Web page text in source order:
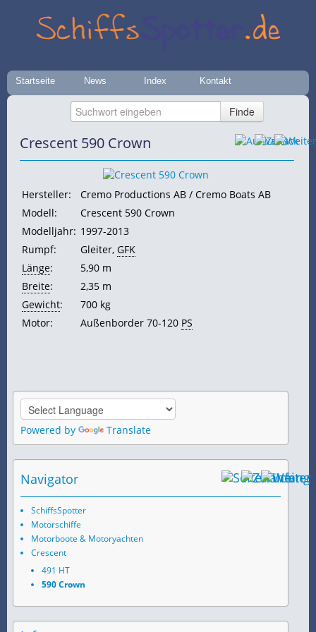
Startseite News Index Kontakt
Crescent 590 Crown
Hersteller:
Cremo Productions AB / Cremo Boats AB
Modell:
Crescent 590 Crown
Modelljahr: 1997-2013
Rumpf:
Gleiter, GFK
Länge:
5,90 m
Breite:
2,35 m
Gewicht:
700 kg
Motor:
Außenborder 70-120 PS
Powered by Translate
Navigator
SchiffsSpotter
Motorschiffe
Motorboote & Motoryachten
Crescent
491 HT
590 Crown